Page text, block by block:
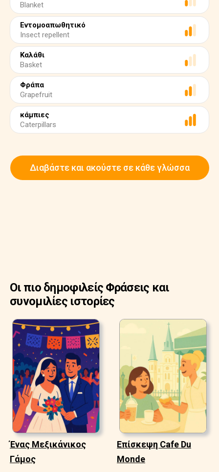
Blanket
Εντομοαπωθητικό
Insect repellent
Καλάθι
Basket
Φράπα
Grapefruit
κάμπιες
Caterpillars
Διαβάστε και ακούστε σε κάθε γλώσσα
Οι πιο δημοφιλείς Φράσεις και
συνομιλίες ιστορίες
Ένας Μεξικάνικος
Γάμος
Επίσκεψη Cafe Du
Monde